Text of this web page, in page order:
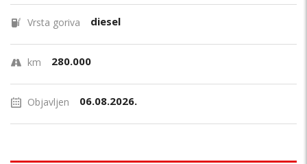
Vrsta goriva diesel
km 280.000
Objavljen 06.08.2026.